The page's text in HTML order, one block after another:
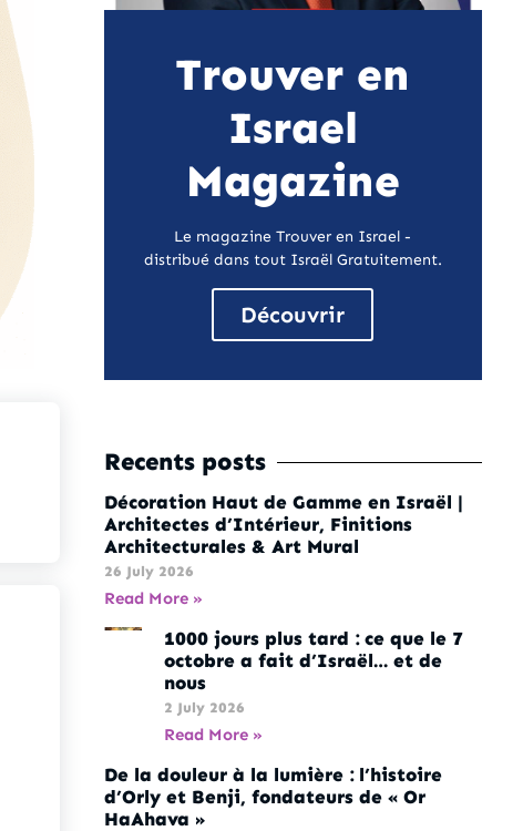
Trouver en
Israel
Magazine
Le magazine Trouver en Israel -
distribué dans tout Israël Gratuitement.
Découvrir
Recents posts
Décoration Haut de Gamme en Israël |
Architectes d’Intérieur, Finitions
Architecturales & Art Mural
26 July 2026
Read More »
1000 jours plus tard : ce que le 7
octobre a fait d’Israël… et de
nous
2 July 2026
Read More »
De la douleur à la lumière : l’histoire
d’Orly et Benji, fondateurs de « Or
HaAhava »